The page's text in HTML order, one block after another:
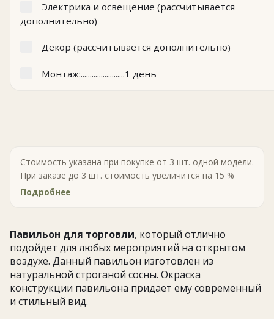
Электрика и освещение (рассчитывается
дополнительно)
Декор (рассчитывается дополнительно)
Монтаж:........................1 день
Стоимость указана при покупке от 3 шт. одной модели.
При заказе до 3 шт. стоимость увеличится на 15 %
Подробнее
Павильон для торговли, который отлично
подойдет для любых мероприятий на открытом
воздухе. Данный павильон изготовлен из
натуральной строганой сосны. Окраска
конструкции павильона придает ему современный
и стильный вид.